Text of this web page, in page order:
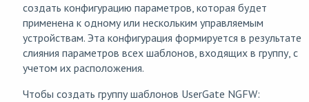
создать конфигурацию параметров, которая будет
применена к одному или нескольким управляемым
устройствам. Эта конфигурация формируется в результате
слияния параметров всех шаблонов, входящих в группу, с
учетом их расположения.
Чтобы создать группу шаблонов UserGate NGFW: